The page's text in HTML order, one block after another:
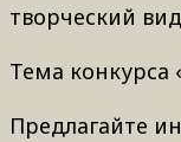
творческий
Тема конкурса
Предлагайте